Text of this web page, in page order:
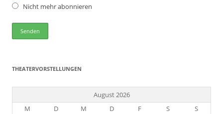
Nicht mehr abonnieren
THEATERVORSTELLUNGEN
August 2026
M
D M D F S
S